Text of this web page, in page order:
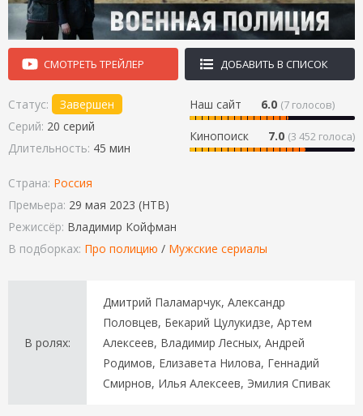
СМОТРЕТЬ ТРЕЙЛЕР ДОБАВИТЬ В СПИСОК
Наш сайт 6.0 (7 голосов)
Кинопоиск 7.0 (3 452 голоса)
Статус:
Завершен
Серий: 20 серий
Длительность: 45 мин
Страна: Россия
Премьера: 29 мая 2023 (НТВ)
Режиссёр: Владимир Койфман
В подборках: Про полицию / Мужские сериалы
В ролях:
Дмитрий Паламарчук, Александр
Половцев, Бекарий Цулукидзе, Артем
Алексеев, Владимир Лесных, Андрей
Родимов, Елизавета Нилова, Геннадий
Смирнов, Илья Алексеев, Эмилия Спивак